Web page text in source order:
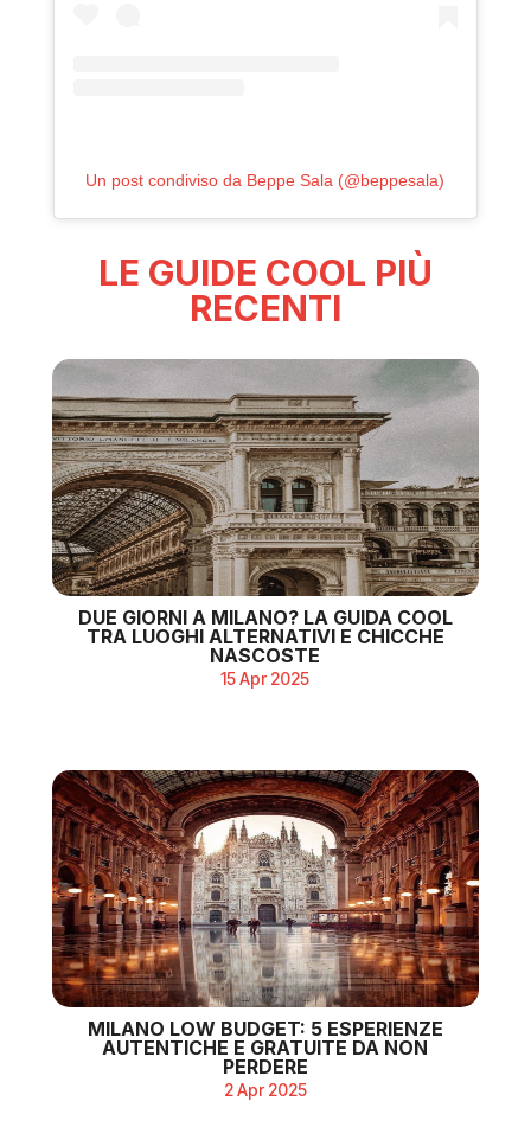
Un post condiviso da Beppe Sala (@beppesala)
LE GUIDE COOL PIÙ
RECENTI
DUE GIORNI A MILANO? LA GUIDA COOL
TRA LUOGHI ALTERNATIVI E CHICCHE
NASCOSTE
15 Apr 2025
MILANO LOW BUDGET: 5 ESPERIENZE
AUTENTICHE E GRATUITE DA NON
PERDERE
2 Apr 2025